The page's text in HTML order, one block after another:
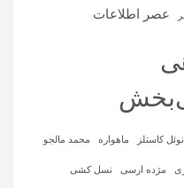
عصر اطلاعات
کاستلز ماهواره‌ محمد مالجو
مژده ارسی نسل کشی